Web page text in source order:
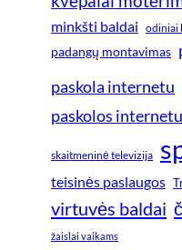
minkšti baldai odiniai
padangų montavimas
paskola internetu
paskolos internetu
skaitmeninė televizija
teisinės paslaugos
virtuvės baldai
žaislai vaikams